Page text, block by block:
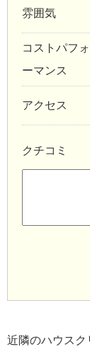
雰囲気
コストパフォ
ーマンス
アクセス
クチコミ
近隣のハウス